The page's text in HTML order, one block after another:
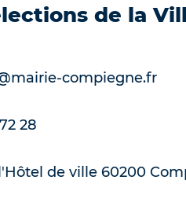
de la
compiegne.fr
28
de ville 60200